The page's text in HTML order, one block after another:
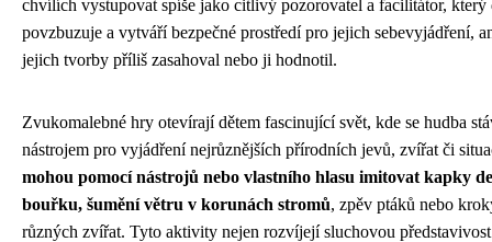
chvílích vystupovat spíše jako citlivý pozorovatel a facilitátor, který
povzbuzuje a vytváří bezpečné prostředí pro jejich sebevyjádření,
jejich tvorby příliš zasahoval nebo ji hodnotil.
Zvukomalebné hry otevírají dětem fascinující svět, kde se hudba
nástrojem pro vyjádření nejrůznějších přírodních jevů, zvířat či
mohou pomocí nástrojů nebo vlastního hlasu imitovat kapky
bouřku, šumění větru v korunách stromů, zpěv ptáků nebo
různých zvířat. Tyto aktivity nejen rozvíjejí sluchovou